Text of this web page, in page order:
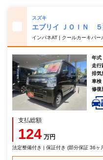
スズキ
エブリイ ＪＯＩＮ
インパネAT | クールカーキパー
年式
走行
排気
車検
修復
支払総額
124 万円
法定整備付き | 保証付き (部分保証 36ヶ